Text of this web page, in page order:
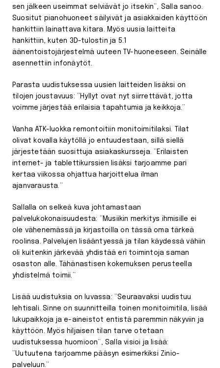
sen jälkeen useimmat selviävät jo itsekin”, Salla sanoo.
Suositut pianohuoneet säilyivät ja asiakkaiden käyttöön
hankittiin lainattava kitara. Myös uusia laitteita
hankittiin, kuten 3D-tulostin ja 5.1
äänentoistojärjestelmä uuteen TV-huoneeseen. Seinälle
asennettiin infonäytöt.
Parasta uudistuksessa uusien laitteiden lisäksi on
tilojen joustavuus: ”Hyllyt ovat nyt siirrettävät, jotta
voimme järjestää erilaisia tapahtumia ja keikkoja.”
Vanha ATK-luokka remontoitiin monitoimitilaksi. Tilat
olivat kovalla käytöllä jo entuudestaan, sillä siellä
järjestetään suosittuja asiakaskursseja. ”Erilaisten
internet- ja tablettikurssien lisäksi tarjoamme pari
kertaa viikossa ohjattua harjoittelua ilman
ajanvarausta.”
Sallalla on selkeä kuva johtamastaan
palvelukokonaisuudesta: ”Musiikin merkitys ihmisille ei
ole vähenemässä ja kirjastoilla on tässä oma tärkeä
roolinsa. Palvelujen lisääntyessä ja tilan käydessä vähiin
oli kuitenkin järkevää yhdistää eri toimintoja saman
osaston alle. Tähänastisen kokemuksen perusteella
yhdistelmä toimii.”
Lisää uudistuksia on luvassa: ”Seuraavaksi uudistuu
lehtisali. Sinne on suunnitteilla toinen monitoimitila, lisää
lukupaikkoja ja e-aineistot entistä paremmin näkyviin ja
käyttöön. Myös hiljaisen tilan tarve otetaan
uudistuksessa huomioon”, Salla visioi ja lisää:
”Uutuutena tarjoamme pääsyn esimerkiksi Zinio-
palveluun.”